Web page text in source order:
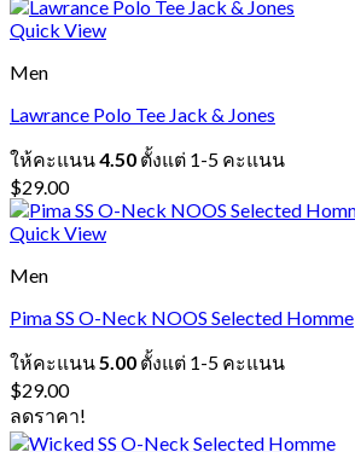
Quick View
Men
Lawrance Polo Tee Jack & Jones
ให้คะแนน4.50 ตั้งแต่ 1-5 คะแนน
$29.00
Quick View
Men
Pima SS O-Neck NOOS Selected Homme
ให้คะแนน5.00 ตั้งแต่ 1-5 คะแนน
$29.00
ลดราคา!